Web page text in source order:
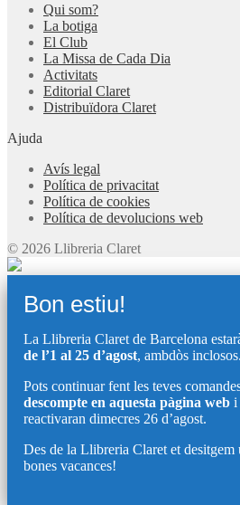
Qui som?
La botiga
El Club
La Missa de Cada Dia
Activitats
Editorial Claret
Distribuïdora Claret
Ajuda
Avís legal
Política de privacitat
Política de cookies
Política de devolucions web
© 2026 Llibreria Claret
Bon estiu!
La Llibreria Claret de Barcelona
de l’1 al 25 d’agost, ambdòs inclosos.
Pots continuar fent les teves
descompte en aquesta pàgina web i
reactivaran dimecres 26 d’agost.
Des de la Llibreria Claret et desitgem
bones vacances!